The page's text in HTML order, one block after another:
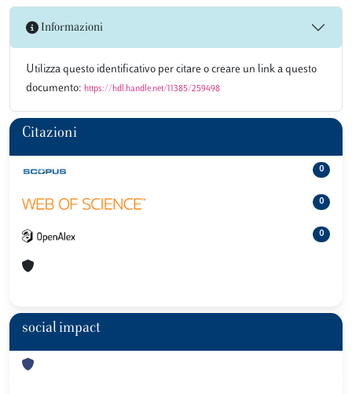
Informazioni
Utilizza questo identificativo per citare o creare un link a questo
documento: https://hdl.handle.net/11385/259498
Citazioni
0
0
0
social impact